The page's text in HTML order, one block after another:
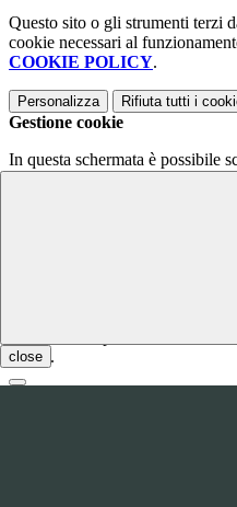
close
Questo sito o gli strumenti terzi
cookie necessari al
COOKIE POLICY.
Personalizza Rifiuta tutti i
Gestione cookie
In questa schermata è possibile
I cookie necessari sono quelli
Per conoscere quali sono i
I cookie necessari per il
disabilitati. È possibile
policy.